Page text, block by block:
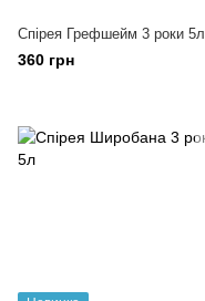
Спірея Грефшейм 3 роки 5л
360 грн